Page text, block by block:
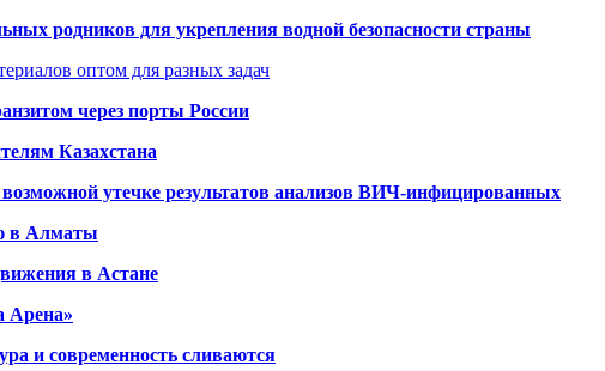
родников для укрепления водной безопасности страны
оптом для разных задач
через порты России
Казахстана
утечке результатов анализов ВИЧ-инфицированных
в Алматы
в Астане
Арена»
и современность сливаются